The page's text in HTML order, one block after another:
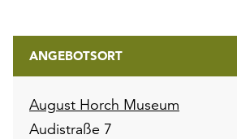
ANGEBOTSORT
August Horch Museum
Audistraße 7